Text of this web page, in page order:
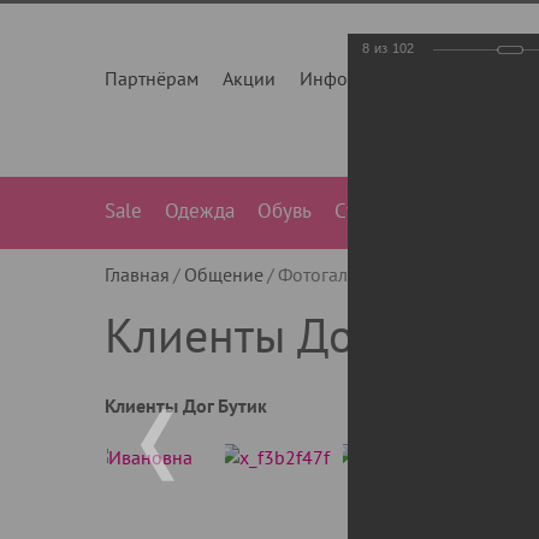
Партнёрам Акции Инфо
Sale Одежда Обувь Сумки
Главная Общение Фотогалерея
Клиенты Дог Бутик
Клиенты Дог Бутик
8 из 102